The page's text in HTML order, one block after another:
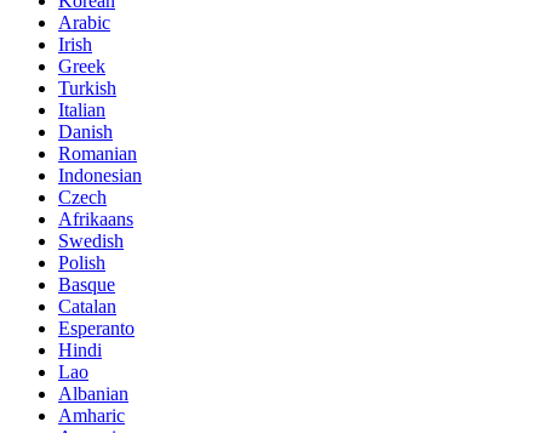
Arabic
Irish
Greek
Turkish
Italian
Danish
Romanian
Indonesian
Czech
Afrikaans
Swedish
Polish
Basque
Catalan
Esperanto
Hindi
Lao
Albanian
Amharic